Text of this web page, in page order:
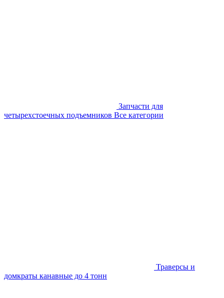
Запчасти для
четырехстоечных подъемников Все категории
Траверсы и
домкраты канавные до 4 тонн